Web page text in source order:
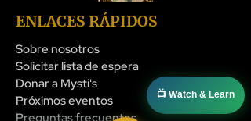
ENLACES RÁPIDOS
Sobre nosotros
Solicitar lista de espera
Donar a Mysti's
Próximos eventos
📺 Watch & Learn